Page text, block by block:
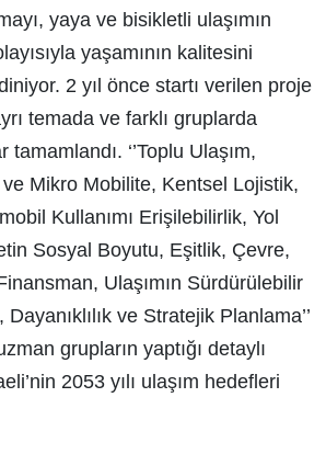
yaya ve bisikletli ulaşımın
yaşamının kalitesini
2 yıl önce startı verilen proje
temada ve farklı gruplarda
tamamlandı. ‘’Toplu Ulaşım,
Mikro Mobilite, Kentsel Lojistik,
Kullanımı Erişilebilirlik, Yol
Sosyal Boyutu, Eşitlik, Çevre,
Ulaşımın Sürdürülebilir
ve Stratejik Planlama’’
grupların yaptığı detaylı
2053 yılı ulaşım hedefleri